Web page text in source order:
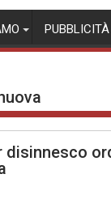
PUBBLICITÀ
disinnesco